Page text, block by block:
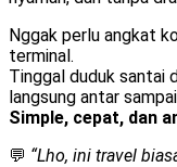
Nggak perlu angkat
terminal.
Tinggal duduk santai
langsung antar
Simple, cepat, dan
💬 “Lho, ini travel